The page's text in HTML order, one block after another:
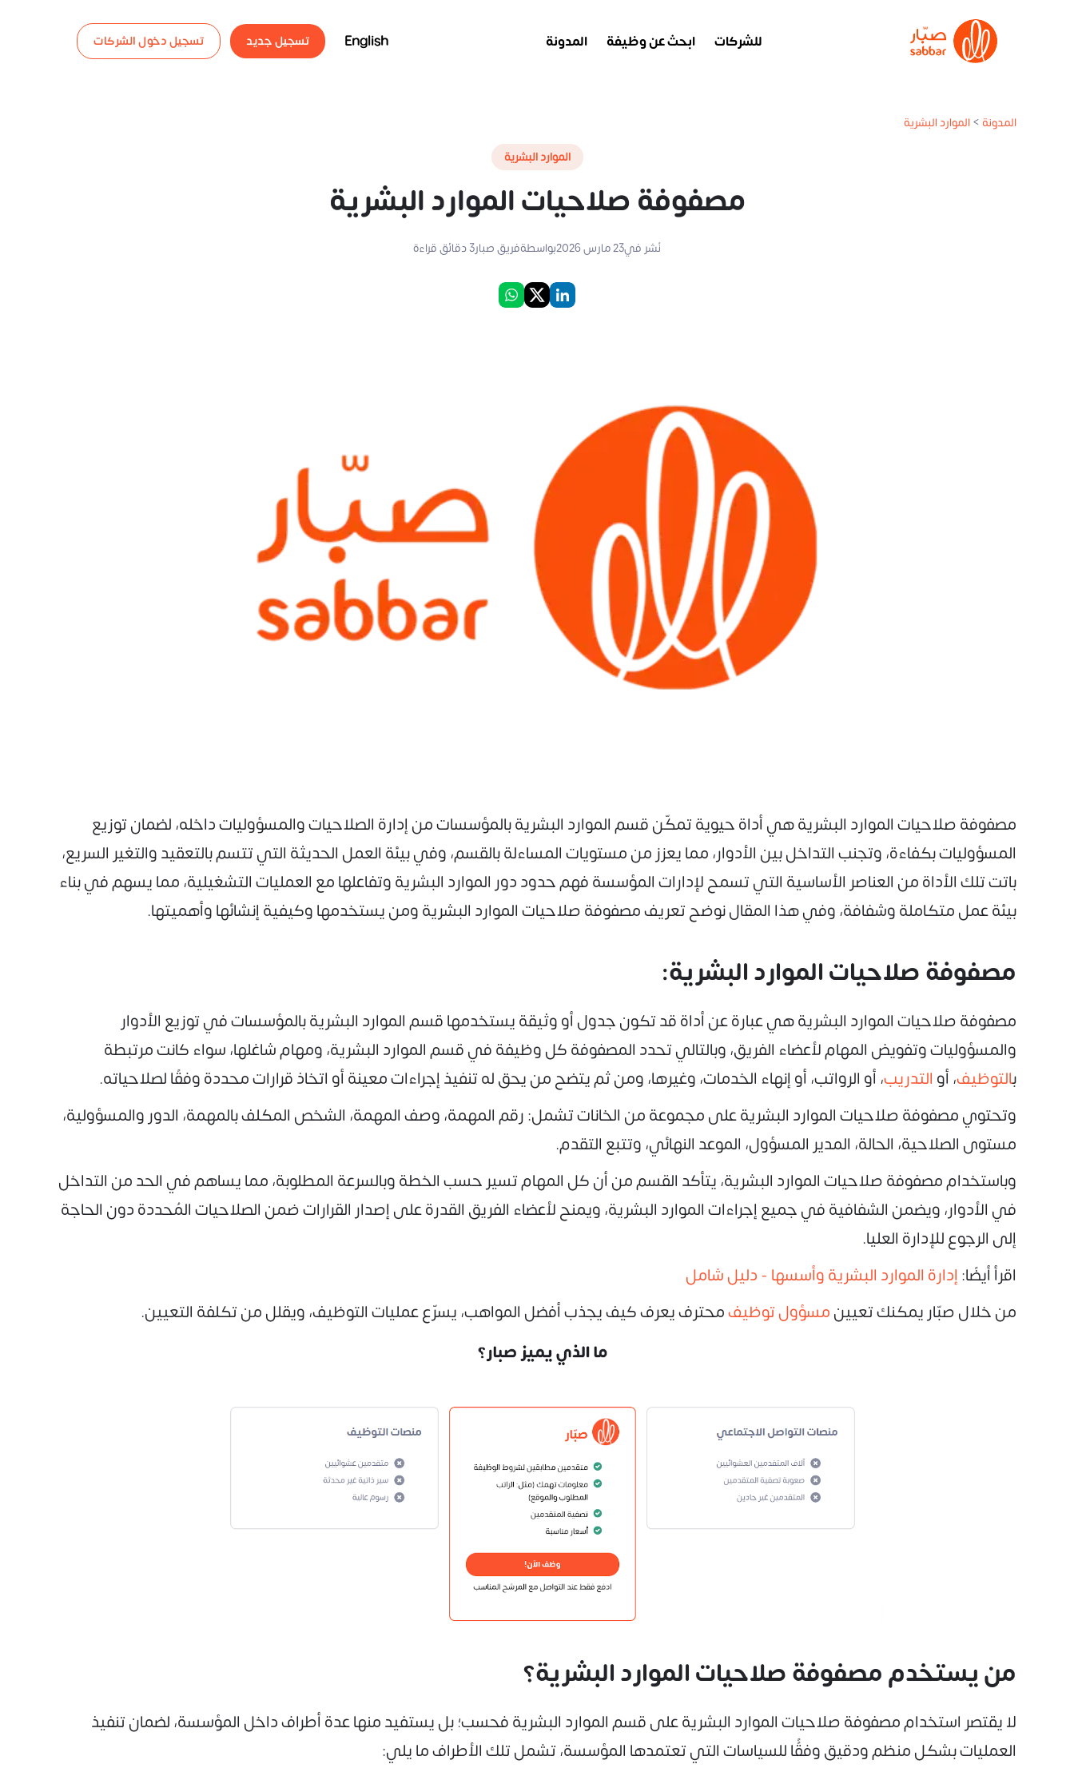
للشركات ابحث عن وظيفة المدونة English تسجيل جديد تسجيل دخول الشركات
المدونة>الموارد البشرية
الموارد البشرية
مصفوفة صلاحيات الموارد البشرية
نُشر في23 مارس 2026 بواسطةفريق صبار3دقائق قراءة
مصفوفة صلاحيات الموارد البشرية هي أداة حيوية تمكّن قسم الموارد البشرية بالمؤسسات من إدارة الصلاحيات والمسؤوليات داخله، لضمان توزيع
المسؤوليات بكفاءة، وتجنب التداخل بين الأدوار، مما يعزز من مستويات المساءلة بالقسم، وفي بيئة العمل الحديثة التي تتسم بالتعقيد والتغير السريع،
باتت تلك الأداة من العناصر الأساسية التي تسمح لإدارات المؤسسة فهم حدود دور الموارد البشرية وتفاعلها مع العمليات التشغيلية، مما يسهم في بناء
بيئة عمل متكاملة وشفافة، وفي هذا المقال نوضح تعريف مصفوفة صلاحيات الموارد البشرية ومن يستخدمها وكيفية إنشائها وأهميتها.
مصفوفة صلاحيات الموارد البشرية:
مصفوفة صلاحيات الموارد البشرية هي عبارة عن أداة قد تكون جدول أو وثيقة يستخدمها قسم الموارد البشرية بالمؤسسات في توزيع الأدوار
والمسؤوليات وتفويض المهام لأعضاء الفريق، وبالتالي تحدد المصفوفة كل وظيفة في قسم الموارد البشرية، ومهام شاغلها، سواء كانت مرتبطة
بالتوظيف، أو التدريب، أو الرواتب، أو إنهاء الخدمات، وغيرها، ومن ثم يتضح من يحق له تنفيذ إجراءات معينة أو اتخاذ قرارات محددة وفقًا لصلاحياته.
وتحتوي مصفوفة صلاحيات الموارد البشرية على مجموعة من الخانات تشمل: رقم المهمة، وصف المهمة، الشخص المكلف بالمهمة، الدور والمسؤولية،
مستوى الصلاحية، الحالة، المدير المسؤول، الموعد النهائي، وتتبع التقدم.
وباستخدام مصفوفة صلاحيات الموارد البشرية، يتأكد القسم من أن كل المهام تسير حسب الخطة وبالسرعة المطلوبة، مما يساهم في الحد من التداخل
في الأدوار، ويضمن الشفافية في جميع إجراءات الموارد البشرية، ويمنح لأعضاء الفريق القدرة على إصدار القرارات ضمن الصلاحيات المُحددة دون الحاجة
إلى الرجوع للإدارة العليا.
اقرأ أيضًا:إدارة الموارد البشرية وأسسها - دليل شامل
من خلال صبّار يمكنك تعيينمسؤول توظيفمحترف يعرف كيف يجذب أفضل المواهب، يسرّع عمليات التوظيف، ويقلل من تكلفة التعيين.
من يستخدم مصفوفة صلاحيات الموارد البشرية؟
لا يقتصر استخدام مصفوفة صلاحيات الموارد البشرية على قسم الموارد البشرية فحسب؛ بل يستفيد منها عدة أطراف داخل المؤسسة، لضمان تنفيذ
العمليات بشكل منظم ودقيق وفقًًا للسياسات التي تعتمدها المؤسسة، تشمل تلك الأطراف ما يلي: